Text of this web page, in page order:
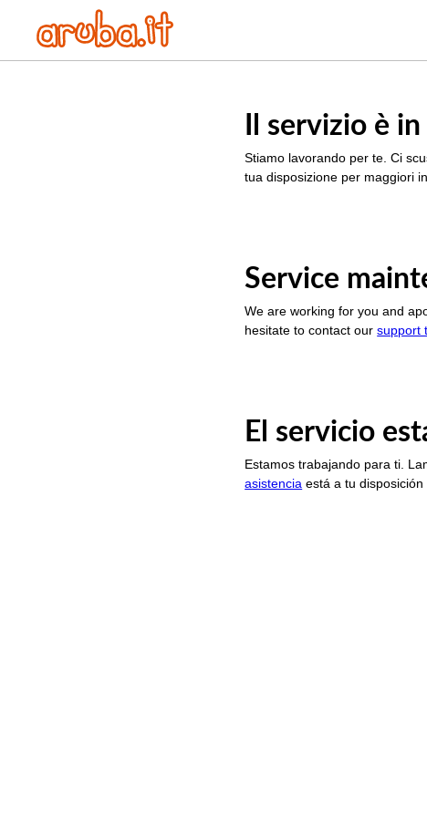
Il servizio è
Stiamo lavorando per te. Ci
tua disposizione per maggiori
Service
We are working for you and
hesitate to contact oursupport
El servicio
Estamos trabajando para ti.
asistencia está a tu